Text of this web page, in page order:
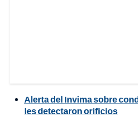
Alerta del Invima sobre
les detectaron orificios